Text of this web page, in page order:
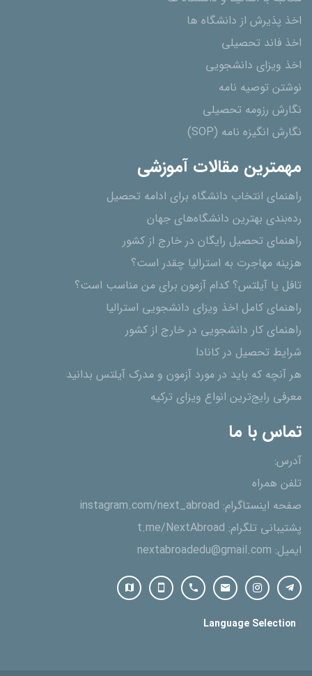
اخذ پذیرش از دانشگاه ھا
اخذ فاند تحصیلی
اخذ ویزای دانشجویی
نوشتن توصیه نامه
نگارش رزومه تحصیلی
نگارش انگیزه نامه (SOP)
مهمترین مقالات آموزشی
راهنمای انتخاب دانشگاه برای ادامه تحصیل
رده‌بندی بهترین دانشگاه‌های جهان
راهنمای تحصیل رایگان در خارج از کشور
هزینه مهاجرت به استرالیا چقدر است؟
تافل یا آیلتس؟ کدام آزمون برای من مناسب است؟
راهنمای کامل اخذ ویزای دانشجویی استرالیا
راهنمای کار دانشجویی در خارج از کشور
شرایط تحصیل در کانادا
هر آنچه که باید در مورد آزمون و مدرک آیلتس بدانید
معرفی رایج‌ترین انواع ویزای ترکیه
تماس با ما
آدرس:
تلفن همراه
صفحه اینستاگرام: instagram.com/next_abroad
پشتیبانی تلگرام: t.me/NextAbroad
ایمیل: nextabroadedu@gmail.com
Language Selection